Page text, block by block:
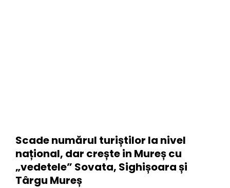
Scade numărul turiștilor la nivel
național, dar crește in Mureș cu
„vedetele” Sovata, Sighișoara și
Târgu Mureș